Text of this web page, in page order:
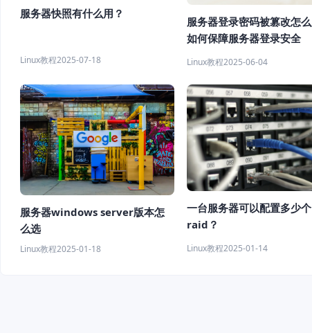
服务器快照有什么用？
Linux教程2025-07-18
服务器登录密码被篡改怎
如何保障服务器登录安全
Linux教程2025-06-04
服务器windows server版本怎
么选
Linux教程2025-01-18
一台服务器可以配置多少个
raid？
Linux教程2025-01-14